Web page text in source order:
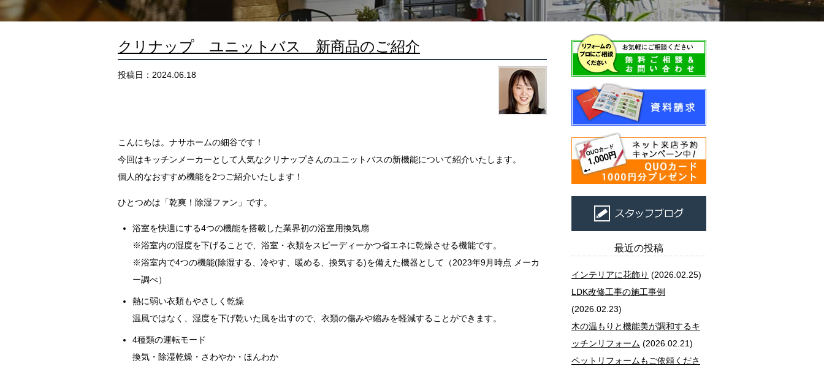
クリナップ ユニットバス 新商品のご紹介
投稿日：2024.06.18
こんにちは。ナサホームの細谷です！
今回はキッチンメーカーとして人気なクリナップさんのユニットバスの新機能について紹介いたします。
個人的なおすすめ機能を2つご紹介いたします！
ひとつめは「乾爽！除湿ファン」です。
浴室を快適にする4つの機能を搭載した業界初の浴室用換気扇
※浴室内の湿度を下げることで、浴室・衣類をスピーディーかつ省エネに乾燥させる機能です。
※浴室内で4つの機能(除湿する、冷やす、暖める、換気する)を備えた機器として（2023年9月時点 メーカ
ー調べ）
熱に弱い衣類もやさしく乾燥
温風ではなく、湿度を下げ乾いた風を出すので、衣類の傷みや縮みを軽減することができます。
4種類の運転モード
換気・除湿乾燥・さわやか・ほんわか
最近の投稿
インテリアに花飾り (2026.02.25)
LDK改修工事の施工事例
(2026.02.23)
木の温もりと機能美が調和するキ
ッチンリフォーム (2026.02.21)
ペットリフォームもご依頼くださ